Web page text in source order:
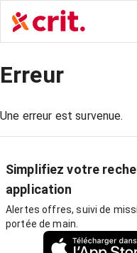
Erreur
Une erreur est survenue.
Simplifiez votre
application
Alertes offres, suivi de
portée de main.